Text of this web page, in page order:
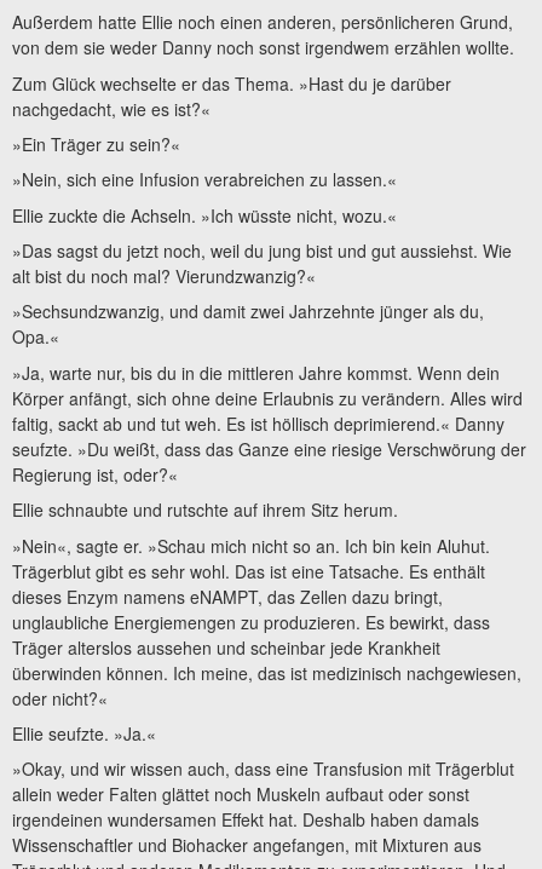
Außerdem hatte Ellie noch einen anderen, persönlicheren Grund,
von dem sie weder Danny noch sonst irgendwem erzählen wollte.
Zum Glück wechselte er das Thema. »Hast du je darüber
nachgedacht, wie es ist?«
»Ein Träger zu sein?«
»Nein, sich eine Infusion verabreichen zu lassen.«
Ellie zuckte die Achseln. »Ich wüsste nicht, wozu.«
»Das sagst du jetzt noch, weil du jung bist und gut aussiehst. Wie
alt bist du noch mal? Vierundzwanzig?«
»Sechsundzwanzig, und damit zwei Jahrzehnte jünger als du,
Opa.«
»Ja, warte nur, bis du in die mittleren Jahre kommst. Wenn dein
Körper anfängt, sich ohne deine Erlaubnis zu verändern. Alles wird
faltig, sackt ab und tut weh. Es ist höllisch deprimierend.« Danny
seufzte. »Du weißt, dass das Ganze eine riesige Verschwörung der
Regierung ist, oder?«
Ellie schnaubte und rutschte auf ihrem Sitz herum.
»Nein«, sagte er. »Schau mich nicht so an. Ich bin kein Aluhut.
Trägerblut gibt es sehr wohl. Das ist eine Tatsache. Es enthält
dieses Enzym namens eNAMPT, das Zellen dazu bringt,
unglaubliche Energiemengen zu produzieren. Es bewirkt, dass
Träger alterslos aussehen und scheinbar jede Krankheit
überwinden können. Ich meine, das ist medizinisch nachgewiesen,
oder nicht?«
Ellie seufzte. »Ja.«
»Okay, und wir wissen auch, dass eine Transfusion mit Trägerblut
allein weder Falten glättet noch Muskeln aufbaut oder sonst
irgendeinen wundersamen Effekt hat. Deshalb haben damals
Wissenschaftler und Biohacker angefangen, mit Mixturen aus